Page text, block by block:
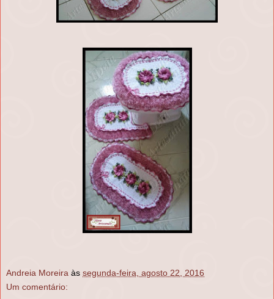
Andreia Moreira às segunda-feira, agosto 22, 2016
Um comentário: